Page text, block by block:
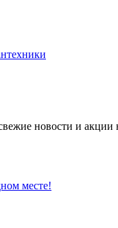
новости и акции
месте!